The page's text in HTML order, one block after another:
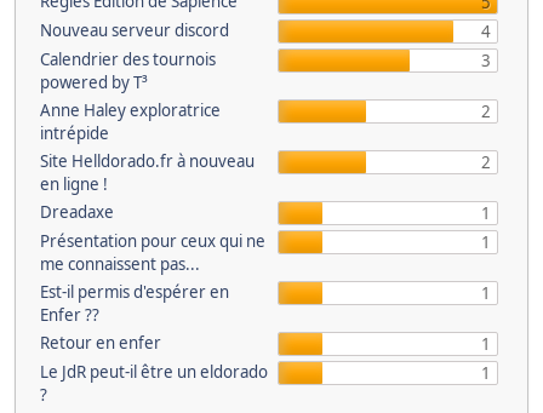
Nouveau serveur discord
4
Calendrier des tournois
powered by T³
3
Anne Haley exploratrice
intrépide
2
Site Helldorado.fr à nouveau
en ligne !
2
Dreadaxe
1
Présentation pour ceux qui ne
me connaissent pas...
1
Est-il permis d'espérer en
Enfer ??
1
Retour en enfer
1
Le JdR peut-il être un eldorado
?
1